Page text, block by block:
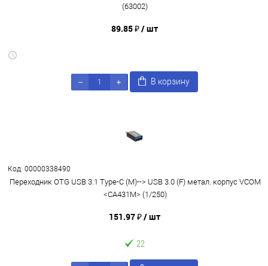
(63002)
89.85 ₽/ шт
В корзину
Код: 00000338490
Переходник OTG USB 3.1 Type-C (M)--> USB 3.0 (F) метал. корпус VCOM
<CA431M> (1/250)
151.97 ₽/ шт
22